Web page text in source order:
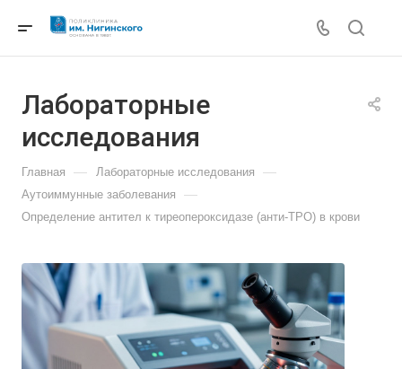
Лабораторные
исследования
Главная — Лабораторные исследования —
Аутоиммунные заболевания —
Определение антител к тиреопероксидазе (анти-ТРО) в крови